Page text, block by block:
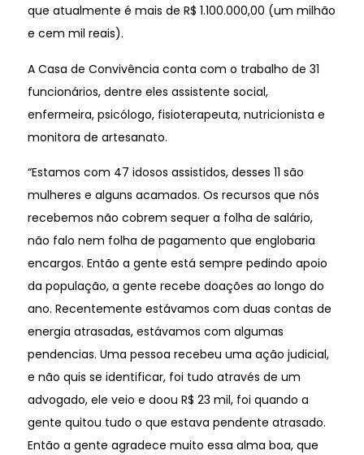
que atualmente é mais de R$ 1.100.000,00 (um milhão
e cem mil reais).
A Casa de Convivência conta com o trabalho de 31
funcionários, dentre eles assistente social,
enfermeira, psicólogo, fisioterapeuta, nutricionista e
monitora de artesanato.
“Estamos com 47 idosos assistidos, desses 11 são
mulheres e alguns acamados. Os recursos que nós
recebemos não cobrem sequer a folha de salário,
não falo nem folha de pagamento que englobaria
encargos. Então a gente está sempre pedindo apoio
da população, a gente recebe doações ao longo do
ano. Recentemente estávamos com duas contas de
energia atrasadas, estávamos com algumas
pendencias. Uma pessoa recebeu uma ação judicial,
e não quis se identificar, foi tudo através de um
advogado, ele veio e doou R$ 23 mil, foi quando a
gente quitou tudo o que estava pendente atrasado.
Então a gente agradece muito essa alma boa, que